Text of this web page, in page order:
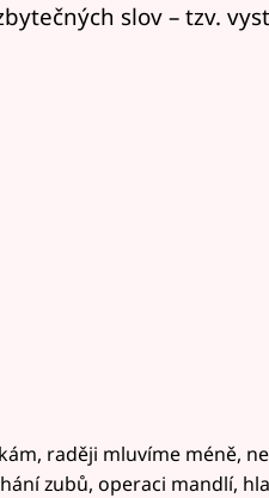
slov – tzv.
raději mluvíme méně,
zubů, operaci mandlí,